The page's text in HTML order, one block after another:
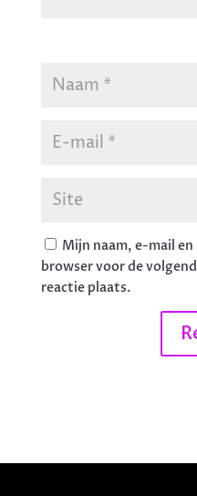
Mijn naam, e-mail
browser voor de
reactie plaats.